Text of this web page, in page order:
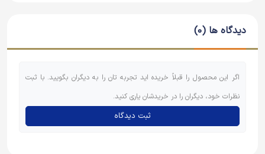
دیدگاه ها (0)
اگر این محصول را قبلاً خریده اید تجربه تان را به دیگران بگویید. با ثبت
نظرات خود، دیگران را در خریدشان یاری کنید.
ثبت دیدگاه